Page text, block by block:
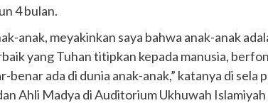
4 bulan.
anak, meyakinkan saya bahwa anak-anak
yang Tuhan titipkan kepada manusia,
ada di dunia anak-anak,” katanya di sela
Ahli Madya di Auditorium Ukhuwah Islamiyah